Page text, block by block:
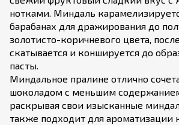
нотками. Миндаль
барабанах для дражирования до
золотисто-коричневого цвета,
скатывается и коншируется до
пасты.
Миндальное пралине отлично
шоколадом с меньшим
раскрывая свои изысканные
также подходит для ароматизации